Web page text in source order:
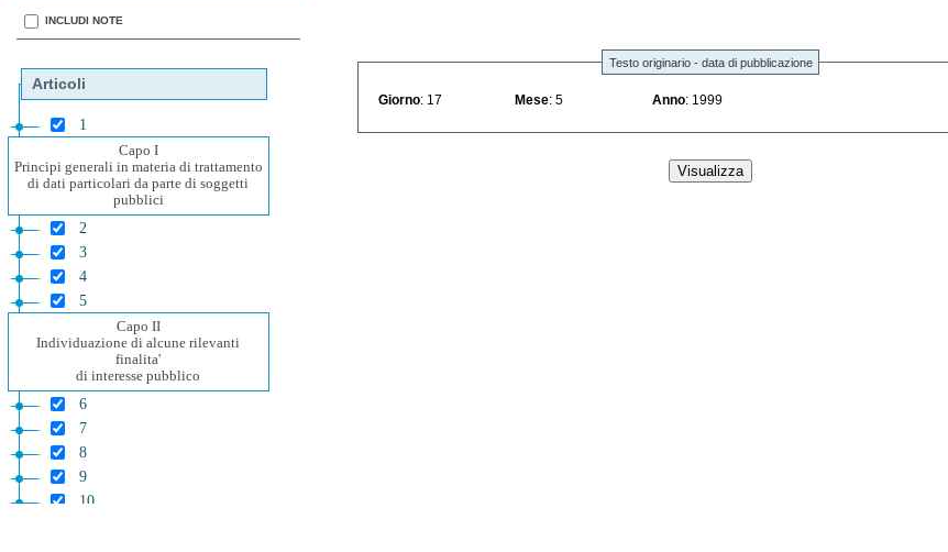
INCLUDI NOTE
Articoli
1
Capo I
Principi generali in materia di trattamento
di dati particolari da parte di soggetti
pubblici
2
3
4
5
Capo II
Individuazione di alcune rilevanti
finalita'
di interesse pubblico
6
7
8
9
10
Testo originario - data di pubblicazione
Giorno : 17 Mese : 5 Anno : 1999